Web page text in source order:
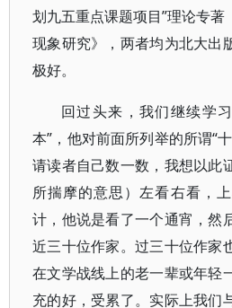
划九五重点课题项目”理论专
现象研究》，两者均为北大出
极好。
回过头来，我们继续学
本”，他对前面所列举的所谓“
请读者自己数一数，我想以此
所揣摩的意思）左看右看，
计，他说是看了一个通宵，然
近三十位作家。过三十位作家
在文学战线上的老一辈或年轻
充的好，受累了。实际上我们